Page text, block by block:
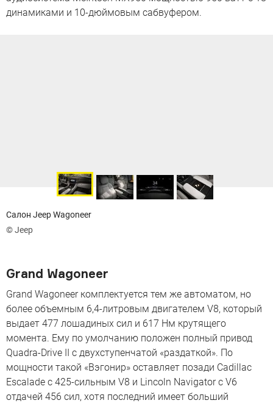
динамиками и 10-дюймовым сабвуфером.
Салон Jeep Wagoneer
© Jeep
Grand Wagoneer
Grand Wagoneer комплектуется тем же автоматом, но
более объемным 6,4-литровым двигателем V8, который
выдает 477 лошадиных сил и 617 Нм крутящего
момента. Ему по умолчанию положен полный привод
Quadra-Drive II с двухступенчатой «раздаткой». По
мощности такой «Вэгонир» оставляет позади Cadillac
Escalade с 425-сильным V8 и Lincoln Navigator с V6
отдачей 456 сил, хотя последний имеет больший